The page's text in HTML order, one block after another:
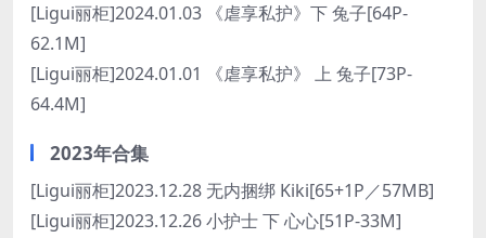
[Ligui丽柜]2024.01.03 《虐享私护》下 兔子[64P-
62.1M]
[Ligui丽柜]2024.01.01 《虐享私护》 上 兔子[73P-
64.4M]
2023年合集
[Ligui丽柜]2023.12.28 无内捆绑 Kiki[65+1P／57MB]
[Ligui丽柜]2023.12.26 小护士 下 心心[51P-33M]